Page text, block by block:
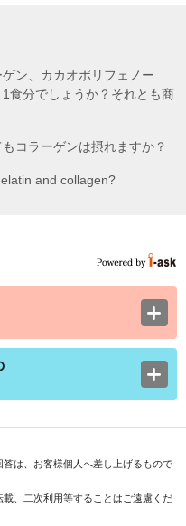
ン、カカオポリフェノー
食分でしょうか？それとも商
コラーゲンは摂れますか？
and collagen?
は、お客様個人へ差し上げるもので
、二次利用等することはご遠慮くだ